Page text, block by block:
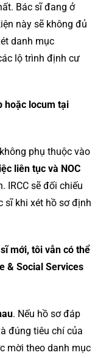
Bác sĩ đang ở
này sẽ không đủ
danh mục
lộ trình định cư
hoặc locum tại
phụ thuộc vào
liên tục và NOC
IRCC sẽ đối chiếu
sĩ khi xét hồ sơ định
mới, tôi vẫn có thể
& Social Services
. Nếu hồ sơ đáp
đúng tiêu chí của
mời theo danh mục